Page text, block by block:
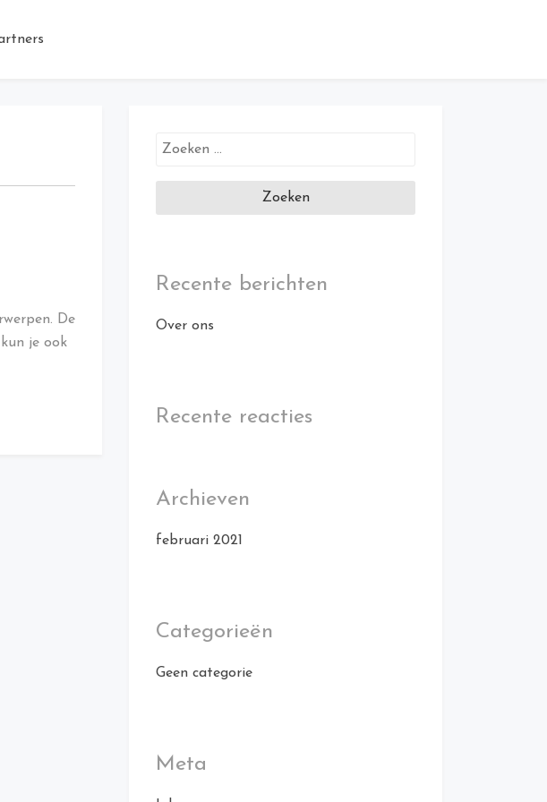
De
je ook
Zoeken
Recente berichten
Over ons
Recente reacties
Archieven
februari 2021
Categorieën
Geen categorie
Meta